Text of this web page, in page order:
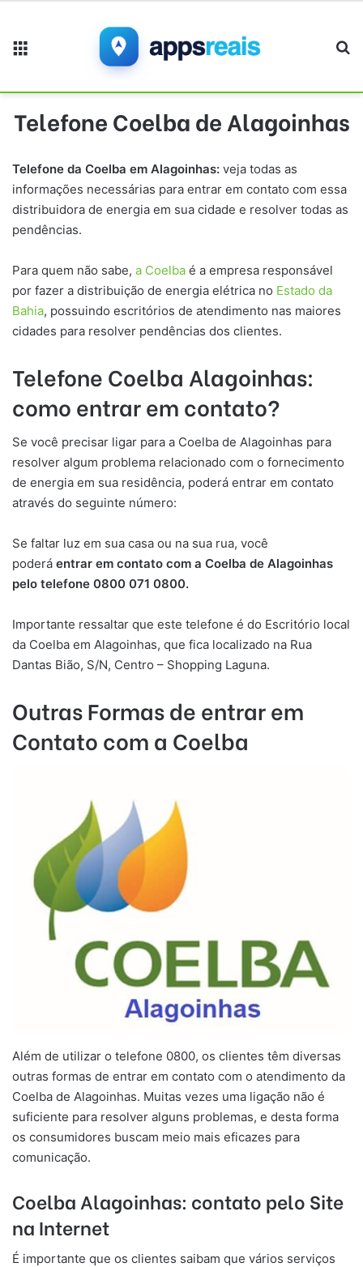
Telefone Coelba de Alagoinhas
Telefone da Coelba em Alagoinhas: veja todas as
informações necessárias para entrar em contato com essa
distribuidora de energia em sua cidade e resolver todas as
pendências.
Para quem não sabe, a Coelba é a empresa responsável
por fazer a distribuição de energia elétrica no Estado da
Bahia, possuindo escritórios de atendimento nas maiores
cidades para resolver pendências dos clientes.
Telefone Coelba Alagoinhas:
como entrar em contato?
Se você precisar ligar para a Coelba de Alagoinhas para
resolver algum problema relacionado com o fornecimento
de energia em sua residência, poderá entrar em contato
através do seguinte número:
Se faltar luz em sua casa ou na sua rua, você
poderá entrar em contato com a Coelba de Alagoinhas
pelo telefone 0800 071 0800.
Importante ressaltar que este telefone é do Escritório local
da Coelba em Alagoinhas, que fica localizado na Rua
Dantas Bião, S/N, Centro – Shopping Laguna.
Outras Formas de entrar em
Contato com a Coelba
Além de utilizar o telefone 0800, os clientes têm diversas
outras formas de entrar em contato com o atendimento da
Coelba de Alagoinhas. Muitas vezes uma ligação não é
suficiente para resolver alguns problemas, e desta forma
os consumidores buscam meio mais eficazes para
comunicação.
Coelba Alagoinhas: contato pelo Site
na Internet
É importante que os clientes saibam que vários serviços